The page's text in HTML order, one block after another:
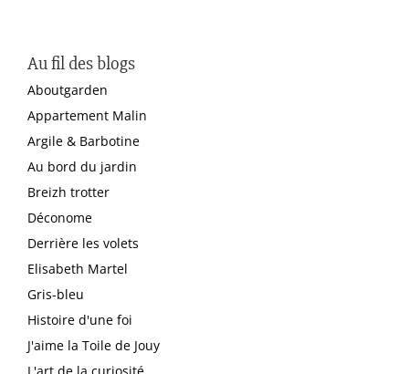
Au fil des blogs
Aboutgarden
Appartement Malin
Argile & Barbotine
Au bord du jardin
Breizh trotter
Déconome
Derrière les volets
Elisabeth Martel
Gris-bleu
Histoire d'une foi
J'aime la Toile de Jouy